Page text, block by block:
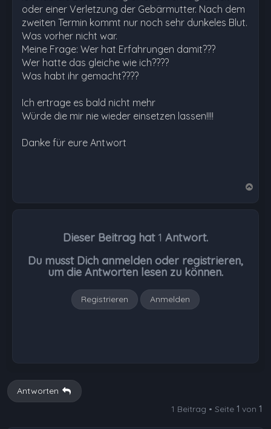
oder einer Verletzung der Gebärmutter. Nach dem
zweiten Termin kommt nur noch sehr dunkeles Blut.
Was vorher nicht war.
Meine Frage: Wer hat Erfahrungen damit???
Wer hatte das gleiche wie ich????
Was habt ihr gemacht????
Ich ertrage es bald nicht mehr
Würde die mir nie wieder einsetzen lassen!!!!
Danke für eure Antwort
Dieser Beitrag hat 1 Antwort.
Du musst Dich anmelden oder registrieren,
um die Antworten lesen zu können.
Registrieren Anmelden
Antworten
1 Beitrag • Seite 1 von 1